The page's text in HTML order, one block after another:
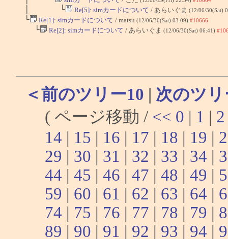
│ └ Re[5]: simカードについて / あらいぐま (12/06/30(Sat)
└ Re[1]: simカードについて / matsu (12/06/30(Sat) 03:09) #10666
└ Re[2]: simカードについて / あらいぐま (12/06/30(Sat) 06:41)
＜前のツリー10 | 次のツリ
( ページ移動 / << 0 | 1 | 2
14 | 15 | 16 | 17 | 18 | 19 |
29 | 30 | 31 | 32 | 33 | 34 |
44 | 45 | 46 | 47 | 48 | 49 |
59 | 60 | 61 | 62 | 63 | 64 |
74 | 75 | 76 | 77 | 78 | 79 |
89 | 90 | 91 | 92 | 93 | 94 |